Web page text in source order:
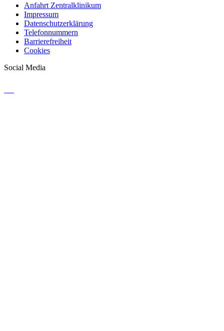
Anfahrt Zentralklinikum
Impressum
Datenschutzerklärung
Telefonnummern
Barrierefreiheit
Cookies
Social Media